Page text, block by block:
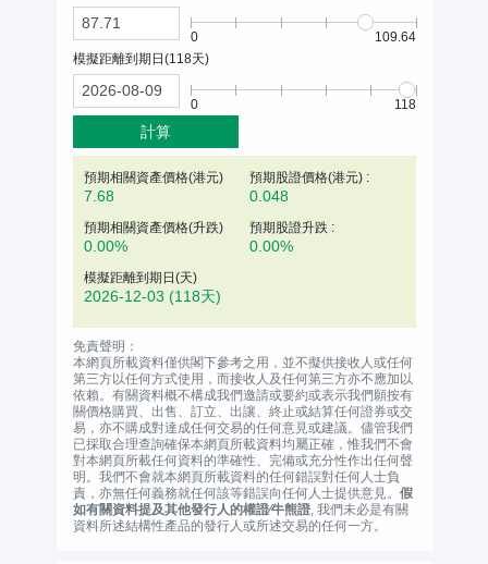
0
109.64
模擬距離到期日(118天)
0 118
計算
預期相關資產價格(港元)
7.68
預期股證價格(港元) :
0.048
預期相關資產價格(升跌)
0.00%
預期股證升跌 :
0.00%
模擬距離到期日(天)
2026-12-03 (118天)
免責聲明：
本網頁所載資料僅供閣下參考之用，並不擬供接收人或任何
第三方以任何方式使用，而接收人及任何第三方亦不應加以
依賴。有關資料概不構成我們邀請或要約或表示我們願按有
關價格購買、出售、訂立、出讓、終止或結算任何證券或交
易，亦不購成對達成任何交易的任何意見或建議。儘管我們
已採取合理查詢確保本網頁所載資料均屬正確，惟我們不會
對本網頁所載任何資料的準確性、完備或充分性作出任何聲
明。我們不會就本網頁所載資料的任何錯誤對任何人士負
責，亦無任何義務就任何該等錯誤向任何人士提供意見。 假
如有關資料提及其他發行人的權證∕牛熊證, 我們未必是有關
資料所述結構性產品的發行人或所述交易的任何一方。